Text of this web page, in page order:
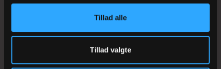
Tillad alle
Tillad valgte
Stiftsøvrigheden
Stiftsrådet